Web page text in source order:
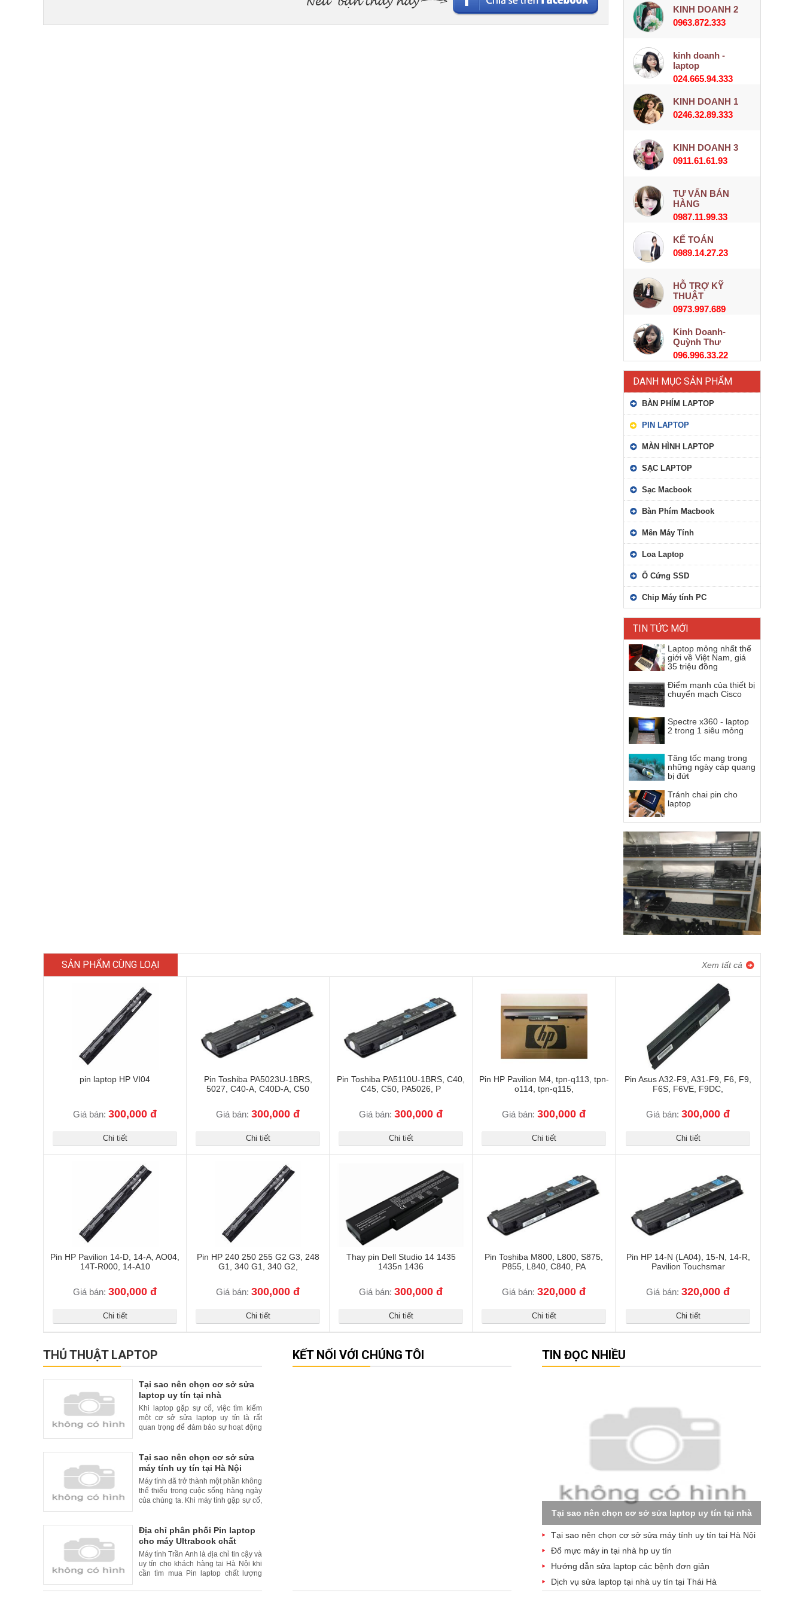
KINH DOANH 2
0963.872.333
kinh doanh -
laptop
024.665.94.333
KINH DOANH 1
0246.32.89.333
KINH DOANH 3
0911.61.61.93
TƯ VẤN BÁN
HÀNG
0987.11.99.33
KẾ TOÁN
0989.14.27.23
HỖ TRỢ KỸ
THUẬT
0973.997.689
Kinh Doanh-
Quỳnh Thư
096.996.33.22
DANH MỤC SẢN PHẨM
BÀN PHÍM LAPTOP
PIN LAPTOP
MÀN HÌNH LAPTOP
SẠC LAPTOP
Sạc Macbook
Bàn Phím Macbook
Mên Máy Tính
Loa Laptop
Ổ Cứng SSD
Chip Máy tính PC
TIN TỨC MỚI
Laptop mỏng nhất thế
giới về Việt Nam, giá
35 triệu đồng
Điểm mạnh của thiết bị
chuyển mạch Cisco
Spectre x360 - laptop
2 trong 1 siêu mỏng
Tăng tốc mạng trong
những ngày cáp quang
bị đứt
Tránh chai pin cho
laptop
Xem tất cả
SẢN PHẨM CÙNG LOẠI
pin laptop HP VI04
Giá bán: 300,000 đ
Chi tiết
Pin Toshiba PA5023U-1BRS,
5027, C40-A, C40D-A, C50
Giá bán: 300,000 đ
Chi tiết
Pin Toshiba PA5110U-1BRS, C40,
C45, C50, PA5026, P
Giá bán: 300,000 đ
Chi tiết
Pin HP Pavilion M4, tpn-q113, tpn-
o114, tpn-q115,
Giá bán: 300,000 đ
Chi tiết
Pin Asus A32-F9, A31-F9, F6, F9,
F6S, F6VE, F9DC,
Giá bán: 300,000 đ
Chi tiết
Pin HP Pavilion 14-D, 14-A, AO04,
14T-R000, 14-A10
Giá bán: 300,000 đ
Chi tiết
Pin HP 240 250 255 G2 G3, 248
G1, 340 G1, 340 G2,
Giá bán: 300,000 đ
Chi tiết
Thay pin Dell Studio 14 1435
1435n 1436
Giá bán: 300,000 đ
Chi tiết
Pin Toshiba M800, L800, S875,
P855, L840, C840, PA
Giá bán: 320,000 đ
Chi tiết
Pin HP 14-N (LA04), 15-N, 14-R,
Pavilion Touchsmar
Giá bán: 320,000 đ
Chi tiết
THỦ THUẬT LAPTOP
Tại sao nên chọn cơ sở sửa
laptop uy tín tại nhà
Khi laptop gặp sự cố, việc tìm kiếm
một cơ sở sửa laptop uy tín là rất
quan trọng để đảm bảo sự hoạt động
tiện lợi cho khách hàng, nhiều cơ sở
sửa laptop uy tín đã cung cấp dịch vụ
sửa chữa tại nhà. Trong bài viết này,
chúng
Tại sao nên chọn cơ sở sửa
máy tính uy tín tại Hà Nội
Máy tính đã trở thành một phần không
thể thiếu trong cuộc sống hàng ngày
của chúng ta. Khi máy tính gặp sự cố,
nhiều cơ sở sửa máy tính uy tín và
chất lượng. Trong bài viết này, chúng
tôi xin giới thiệu lý do nên chọn cơ
Địa chỉ phân phối Pin laptop
cho máy Ultrabook chất
lượng cao và uy tín tại Hà Nội
Máy tính Trần Anh là địa chỉ tin cậy và
uy tín cho khách hàng tại Hà Nội khi
cần tìm mua Pin laptop chất lượng
KẾT NỐI VỚI CHÚNG TÔI TIN ĐỌC NHIỀU
Tại sao nên chọn cơ sở sửa laptop uy tín tại nhà
Tại sao nên chọn cơ sở sửa máy tính uy tín tại Hà Nội
Đổ mực máy in tại nhà hp uy tín
Hướng dẫn sửa laptop các bệnh đơn giản
Dịch vụ sửa laptop tại nhà uy tín tại Thái Hà